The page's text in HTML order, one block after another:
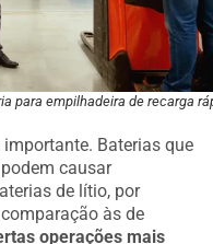
para empilhadeira de recarga
Baterias que
causar
de lítio, por
às de
operações mais